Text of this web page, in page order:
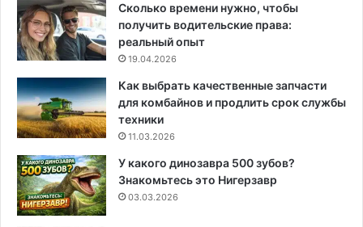
Сколько времени нужно, чтобы
получить водительские права:
реальный опыт
19.04.2026
Как выбрать качественные запчасти
для комбайнов и продлить срок службы
техники
11.03.2026
У какого динозавра 500 зубов?
Знакомьтесь это Нигерзавр
03.03.2026